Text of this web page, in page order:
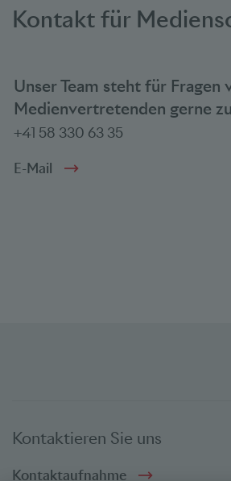
Kontakt für
Unser Team steht für Fragen
Medienvertretenden gerne
+41 58 330 63 35
E-Mail
Kontaktieren Sie uns
Kontaktaufnahme